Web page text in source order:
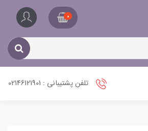
0
تلفن پشتیبانی : 02146121901